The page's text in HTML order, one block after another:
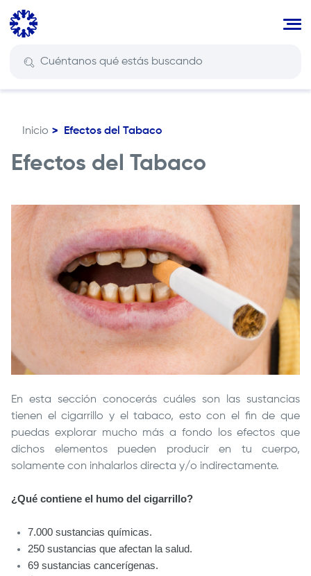
Pasar
principal
de
navegación
Inicio Efectos del Tabaco
Efectos del Tabaco
En esta sección conocerás cuáles son las sustancias
tienen el cigarrillo y el tabaco, esto con el fin de que
puedas explorar mucho más a fondo los efectos que
dichos elementos pueden producir en tu cuerpo,
solamente con inhalarlos directa y/o indirectamente.
¿Qué contiene el humo del cigarrillo?
7.000 sustancias químicas.
250 sustancias que afectan la salud.
69 sustancias cancerígenas.